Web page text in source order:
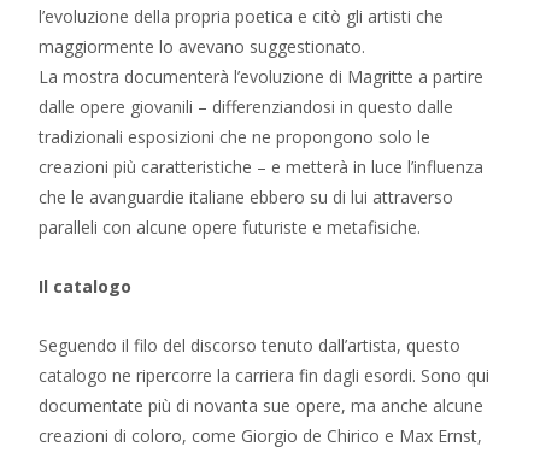
l’evoluzione della propria poetica e citò gli artisti che
maggiormente lo avevano suggestionato.
La mostra documenterà l’evoluzione di Magritte a partire
dalle opere giovanili – differenziandosi in questo dalle
tradizionali esposizioni che ne propongono solo le
creazioni più caratteristiche – e metterà in luce l’influenza
che le avanguardie italiane ebbero su di lui attraverso
paralleli con alcune opere futuriste e metafisiche.
Il catalogo
Seguendo il filo del discorso tenuto dall’artista, questo
catalogo ne ripercorre la carriera fin dagli esordi. Sono qui
documentate più di novanta sue opere, ma anche alcune
creazioni di coloro, come Giorgio de Chirico e Max Ernst,